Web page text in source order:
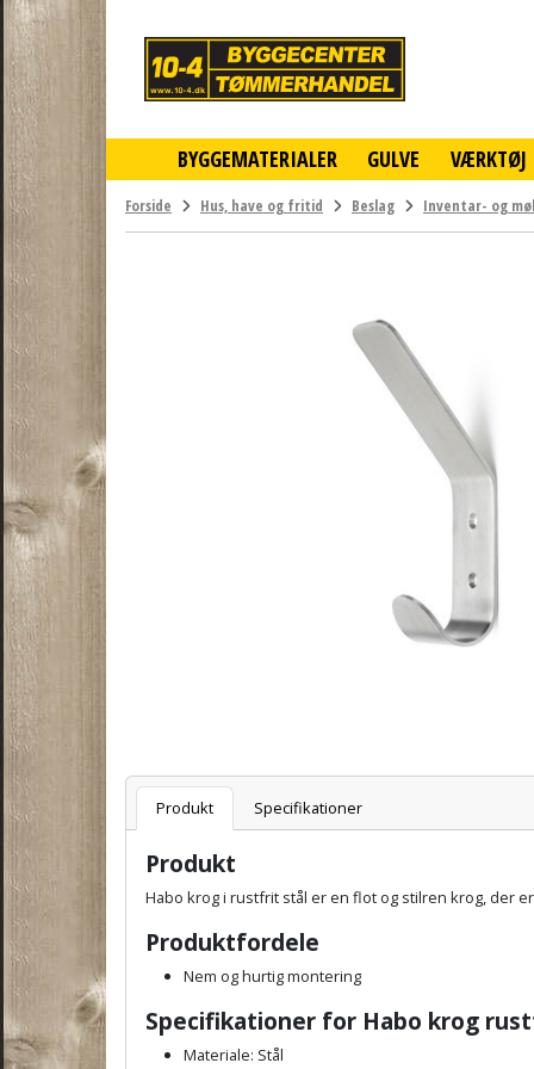
BYGGEMATERIALER GULVE VÆRKTØJ
online
byggemarked
og
tømmerhandel
-
Forside Hus, have og fritid Beslag Inventar- og
Varenummer
Produkt
Specifikationer
Produkt
Habo krog i rustfrit stål er en flot og stilren krog, der
Produktfordele
Nem og hurtig montering
Specifikationer for Habo krog
Materiale: Stål